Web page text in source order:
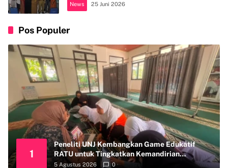
News 25 Juni 2026
Pos Populer
1
Peneliti UNJ Kembangkan Game Edukatif
RATU untuk Tingkatkan Kemandirian
Perawatan Organ Reproduksi Anak Hambatan
5 Agustus 2026 0